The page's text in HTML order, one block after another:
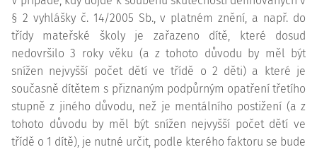
§ 2 vyhlášky č. 14/2005 Sb., v platném znění, a např. do
třídy mateřské školy je zařazeno dítě, které dosud
nedovršilo 3 roky věku (a z tohoto důvodu by měl být
snížen nejvyšší počet dětí ve třídě o 2 děti) a které je
současně dítětem s přiznaným podpůrným opatření třetího
stupně z jiného důvodu, než je mentálního postižení (a z
tohoto důvodu by měl být snížen nejvyšší počet dětí ve
třídě o 1 dítě), je nutné určit, podle kterého faktoru se bude